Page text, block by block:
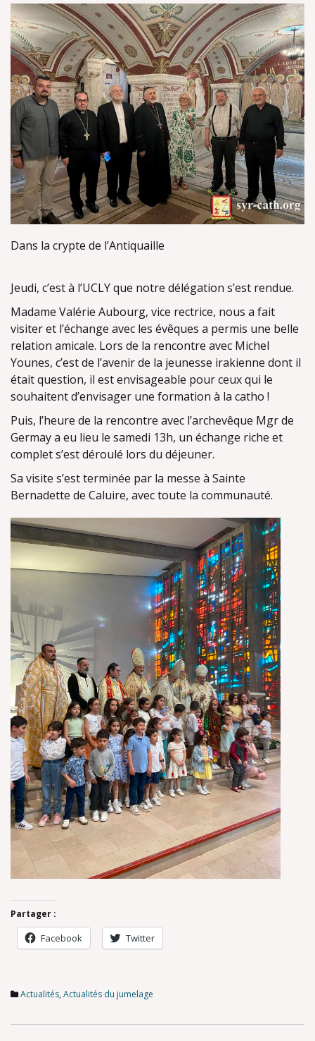
Dans la crypte de l’Antiquaille
Jeudi, c’est à l’UCLY que notre délégation s’est rendue.
Madame Valérie Aubourg, vice rectrice, nous a fait
visiter et l’échange avec les évêques a permis une belle
relation amicale. Lors de la rencontre avec Michel
Younes, c’est de l’avenir de la jeunesse irakienne dont il
était question, il est envisageable pour ceux qui le
souhaitent d’envisager une formation à la catho !
Puis, l’heure de la rencontre avec l’archevêque Mgr de
Germay a eu lieu le samedi 13h, un échange riche et
complet s’est déroulé lors du déjeuner.
Sa visite s’est terminée par la messe à Sainte
Bernadette de Caluire, avec toute la communauté.
Partager :
Facebook Twitter
Actualités,Actualités du jumelage